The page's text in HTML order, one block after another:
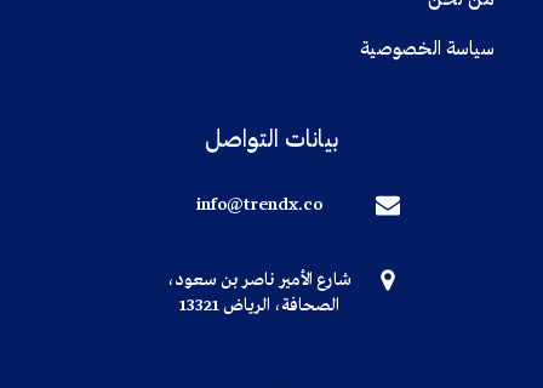
سياسة الخصوصية
بيانات التواصل
info@trendx.co
شارع الأمير ناصر بن سعود،
الصحافة، الرياض 13321